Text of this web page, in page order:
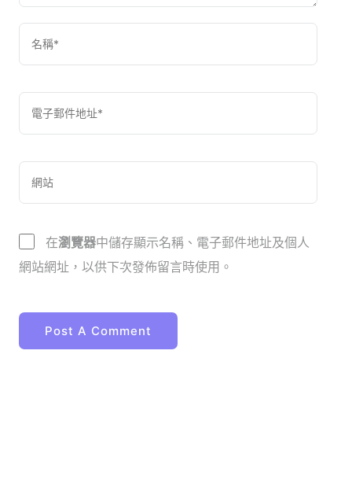
在瀏覽器中儲存顯示名稱、電子郵件地址及個人
網站網址，以供下次發佈留言時使用。